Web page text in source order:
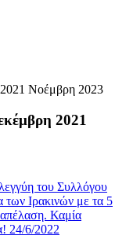
Νοέμβρη 2023
2021
του Συλλόγου
Ιρακινών με τα 5
Καμία
24/6/2022